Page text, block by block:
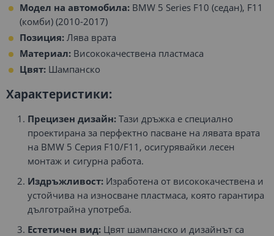
Модел на автомобила: BMW 5 Series F10 (седан), F11
(комби) (2010-2017)
Позиция: Лява врата
Материал: Висококачествена пластмаса
Цвят: Шампанско
Характеристики:
Прецизен дизайн: Тази дръжка е специално
проектирана за перфектно пасване на лявата врата
на BMW 5 Серия F10/F11, осигурявайки лесен
монтаж и сигурна работа.
Издръжливост: Изработена от висококачествена и
устойчива на износване пластмаса, която гарантира
дълготрайна употреба.
Естетичен вид: Цвят шампанско и дизайнът са